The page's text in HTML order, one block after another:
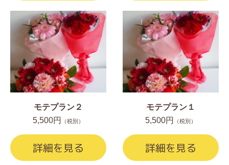
モテプラン２
5,500円
（税別）
詳細を見る
モテプラン１
5,500円
（税別）
詳細を見る